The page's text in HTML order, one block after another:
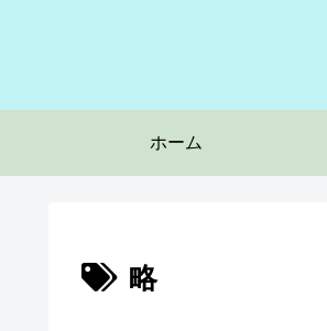
ホーム
略